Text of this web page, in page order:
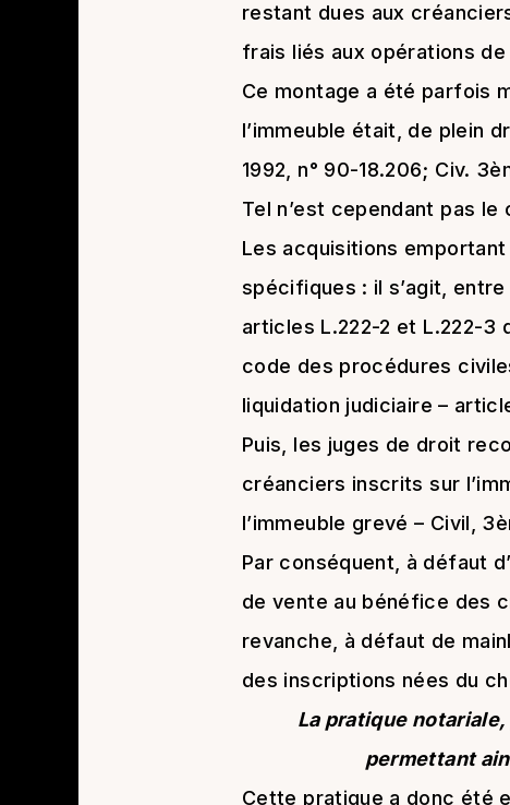
restant dues aux
frais liés aux opérations
Ce montage a été parfois
l’immeuble était, de plein
1992, n° 90-18.206; Civ.
Tel n’est cependant pas le
Les acquisitions
spécifiques : il s’agit,
articles L.222-2 et L.222-3
code des procédures
liquidation judiciaire –
Puis, les juges de droit
créanciers inscrits sur
l’immeuble grevé – Civil,
Par conséquent, à défaut
de vente au bénéfice des
revanche, à défaut de
des inscriptions nées du
La pratique
permettant
Cette pratique a donc été